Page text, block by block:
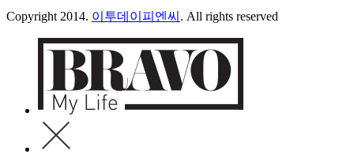
Copyright 2014. 이투데이피엔씨 . All rights reserved